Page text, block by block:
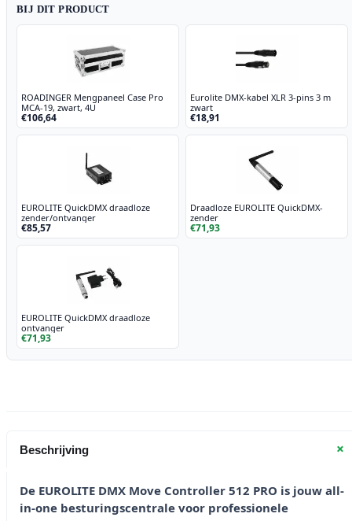
BIJ DIT PRODUCT
ROADINGER Mengpaneel Case Pro
MCA-19, zwart, 4U
€106,64
Eurolite DMX-kabel XLR 3-pins 3 m
zwart
€18,91
EUROLITE QuickDMX draadloze
zender/ontvanger
€85,57
Draadloze EUROLITE QuickDMX-
zender
€71,93
EUROLITE QuickDMX draadloze
ontvanger
€71,93
Beschrijving +
De EUROLITE DMX Move Controller 512 PRO is jouw all-
in-one besturingscentrale voor professionele